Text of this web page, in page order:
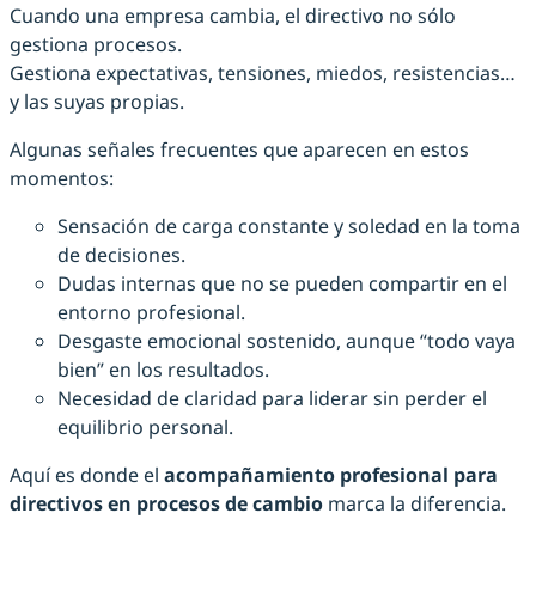
Cuando una empresa cambia, el directivo no sólo
gestiona procesos.
Gestiona expectativas, tensiones, miedos, resistencias…
y las suyas propias.
Algunas señales frecuentes que aparecen en estos
momentos:
Sensación de carga constante y soledad en la toma
de decisiones.
Dudas internas que no se pueden compartir en el
entorno profesional.
Desgaste emocional sostenido, aunque “todo vaya
bien” en los resultados.
Necesidad de claridad para liderar sin perder el
equilibrio personal.
Aquí es donde el acompañamiento profesional para
directivos en procesos de cambio marca la diferencia.